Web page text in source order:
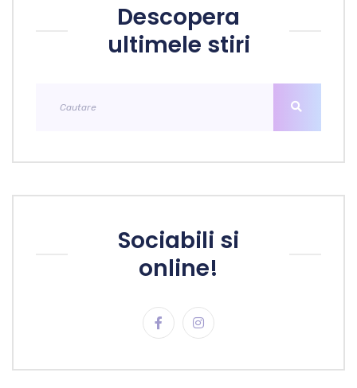
Descopera
ultimele stiri
Sociabili si
online!